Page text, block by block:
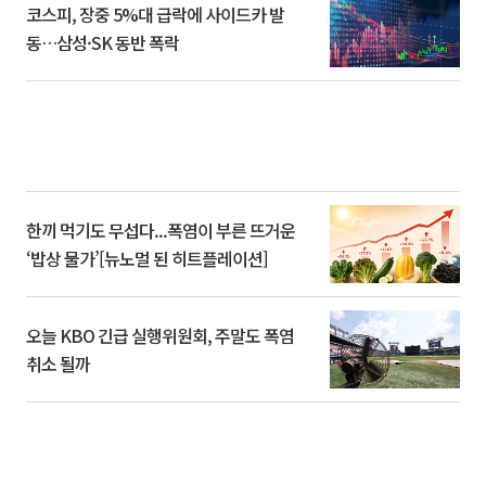
코스피, 장중 5%대 급락에 사이드카 발
동…삼성·SK 동반 폭락
한끼 먹기도 무섭다...폭염이 부른 뜨거운
‘밥상 물가’[뉴노멀 된 히트플레이션]
오늘 KBO 긴급 실행위원회, 주말도 폭염
취소 될까